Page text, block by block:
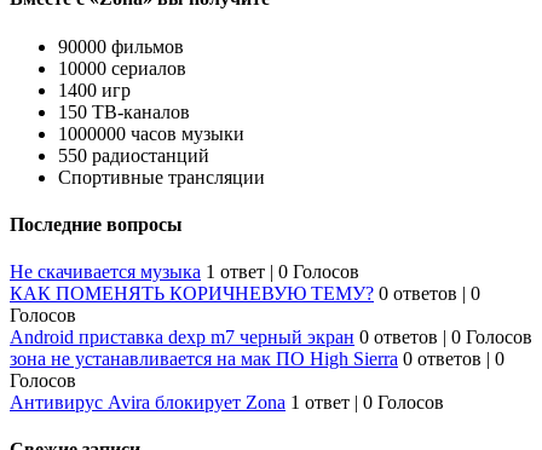
90000 фильмов
10000 сериалов
1400 игр
150 ТВ-каналов
1000000 часов музыки
550 радиостанций
Спортивные трансляции
Последние вопросы
Не скачивается музыка 1 ответ | 0 Голосов
КАК ПОМЕНЯТЬ КОРИЧНЕВУЮ ТЕМУ? 0 ответов | 0
Голосов
Android приставка dexp m7 черный экран 0 ответов | 0 Голосов
зона не устанавливается на мак ПО High Sierra 0 ответов | 0
Голосов
Антивирус Avira блокирует Zona 1 ответ | 0 Голосов